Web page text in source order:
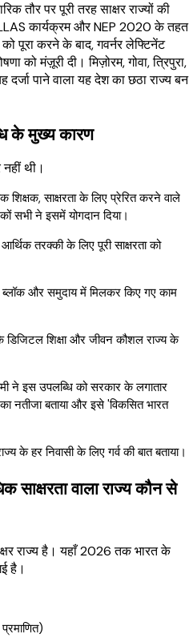
तौर पर पूरी तरह साक्षर राज्यों की
कार्यक्रम और NEP 2020 के तहत
पूरा करने के बाद, गवर्नर लेफ्टिनेंट
को मंज़ूरी दी। मिज़ोरम, गोवा, त्रिपुरा,
पाने वाला यह देश का छठा राज्य बन
के मुख्य कारण
थी।
शिक्षक, साक्षरता के लिए प्रेरित करने वाले
सभी ने इसमें योगदान दिया।
तरक्की के लिए पूरी साक्षरता को
और समुदाय में मिलकर किए गए काम
डिजिटल शिक्षा और जीवन कौशल राज्य के
ने इस उपलब्धि को सरकार के लगातार
नतीजा बताया और इसे 'विकसित भारत
के हर निवासी के लिए गर्व की बात बताया।
वाला राज्य कौन से
राज्य है। यहाँ 2026 तक भारत के
है।